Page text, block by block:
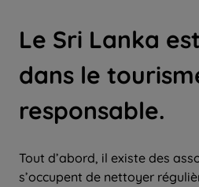
Le Sri Lanka
dans le
responsable.​
Tout d’abord, il existe des
s’occupent de nettoyer